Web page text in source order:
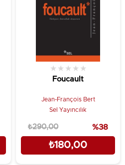
Foucault
★ ★ ★ ★ ★
Jean-François Bert
Sel Yayıncılık
₺180,00
₺290,00 %38